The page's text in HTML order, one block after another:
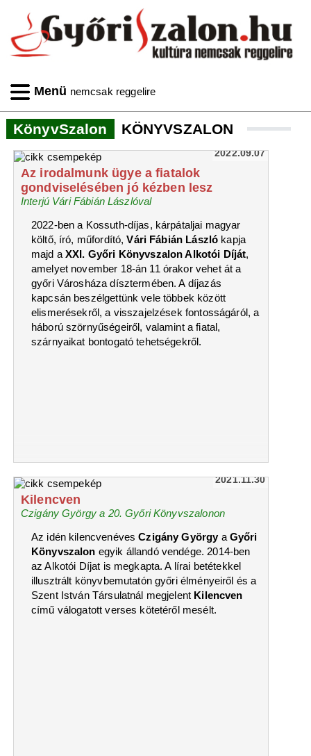
Menü nemcsak reggelire
KönyvSzalon KÖNYVSZALON
2022.09.07
Az irodalmunk ügye a fiatalok
gondviselésében jó kézben lesz
Interjú Vári Fábián Lászlóval
2022-ben a Kossuth-díjas, kárpátaljai magyar
költő, író, műfordító,Vári Fábián László kapja
majd aXXI. Győri Könyvszalon Alkotói Díját,
amelyet november 18-án 11 órakor vehet át a
győri Városháza dísztermében. A díjazás
kapcsán beszélgettünk vele többek között
elismerésekről, a visszajelzések fontosságáról, a
háború szörnyűségeiről, valamint a fiatal,
szárnyaikat bontogató tehetségekről.
2021.11.30
Kilencven
Czigány György a 20. Győri Könyvszalonon
Az idén kilencvenévesCzigány György a Győri
Könyvszalon egyik állandó vendége. 2014-ben
az Alkotói Díjat is megkapta. A lírai betétekkel
illusztrált könyvbemutatón győri élményeiről és a
Szent István Társulatnál megjelent Kilencven
című válogatott verses kötetéről mesélt.